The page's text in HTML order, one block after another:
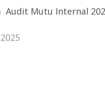
Audit Mutu Internal